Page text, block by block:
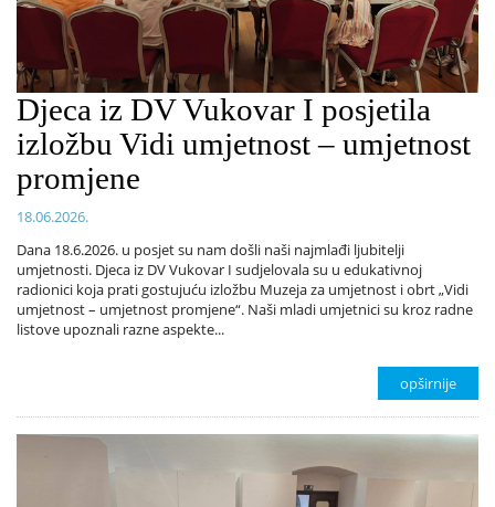
Djeca iz DV Vukovar I posjetila
izložbu Vidi umjetnost – umjetnost
promjene
18.06.2026.
Dana 18.6.2026. u posjet su nam došli naši najmlađi ljubitelji
umjetnosti. Djeca iz DV Vukovar I sudjelovala su u edukativnoj
radionici koja prati gostujuću izložbu Muzeja za umjetnost i obrt „Vidi
umjetnost – umjetnost promjene“. Naši mladi umjetnici su kroz radne
listove upoznali razne aspekte...
opširnije